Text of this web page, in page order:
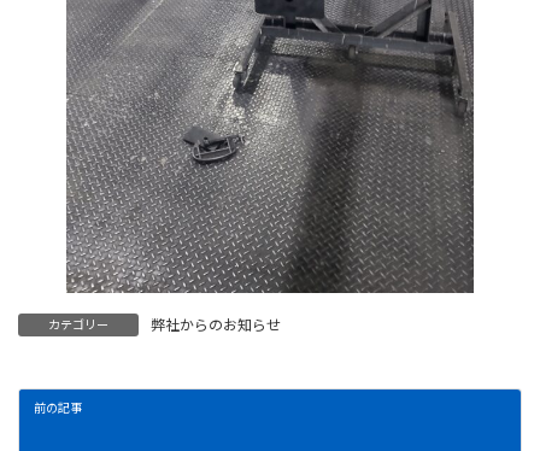
カテゴリー 弊社からのお知らせ
前の記事